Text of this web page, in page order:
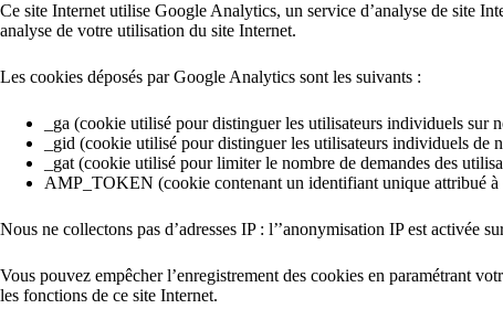
Ce site Internet utilise Google Analytics, un service d’analyse de site
analyse de votre utilisation du site Internet.
Les cookies déposés par Google Analytics sont les suivants :
_ga (cookie utilisé pour distinguer les utilisateurs individuels sur
_gid (cookie utilisé pour distinguer les utilisateurs individuels de
_gat (cookie utilisé pour limiter le nombre de demandes des
AMP_TOKEN (cookie contenant un identifiant unique attribué à
Nous ne collectons pas d’adresses IP : l’’anonymisation IP est activée
Vous pouvez empêcher l’enregistrement des cookies en paramétrant
les fonctions de ce site Internet.